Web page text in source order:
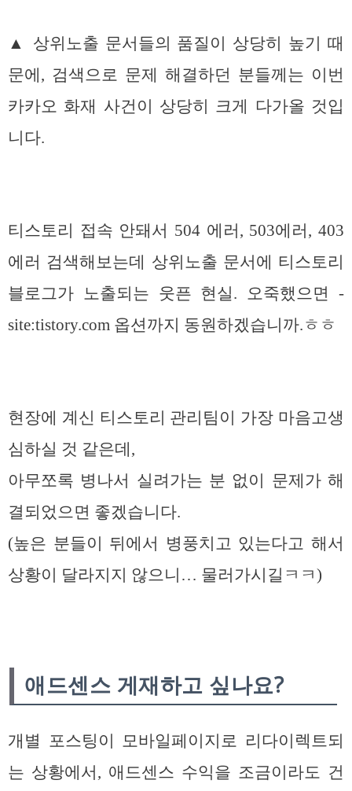
▲ 상위노출 문서들의 품질이 상당히 높기 때
문에, 검색으로 문제 해결하던 분들께는 이번
카카오 화재 사건이 상당히 크게 다가올 것입
니다.
티스토리 접속 안돼서 504 에러, 503에러, 403
에러 검색해보는데 상위노출 문서에 티스토리
블로그가 노출되는 웃픈 현실. 오죽했으면 -
site:tistory.com 옵션까지 동원하겠습니까.ㅎㅎ
현장에 계신 티스토리 관리팀이 가장 마음고생
심하실 것 같은데,
아무쪼록 병나서 실려가는 분 없이 문제가 해
결되었으면 좋겠습니다.
(높은 분들이 뒤에서 병풍치고 있는다고 해서
상황이 달라지지 않으니… 물러가시길ㅋㅋ)
애드센스 게재하고 싶나요?
개별 포스팅이 모바일페이지로 리다이렉트되
는 상황에서, 애드센스 수익을 조금이라도 건